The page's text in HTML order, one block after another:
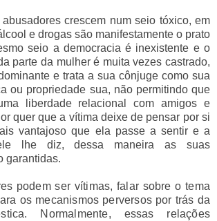
abusadores crescem num seio tóxico, em
e drogas são manifestamente o prato
seio a democracia é inexistente e o
parte da mulher é muita vezes castrado,
e trata a sua cônjuge como sua
ou propriedade sua, não permitindo que
liberdade relacional com amigos e
quer que a vítima deixe de pensar por si
vantajoso que ela passe a sentir e a
lhe diz, dessa maneira as suas
garantidas.
podem ser vítimas, falar sobre o tema
os mecanismos perversos por trás da
Normalmente, essas relações